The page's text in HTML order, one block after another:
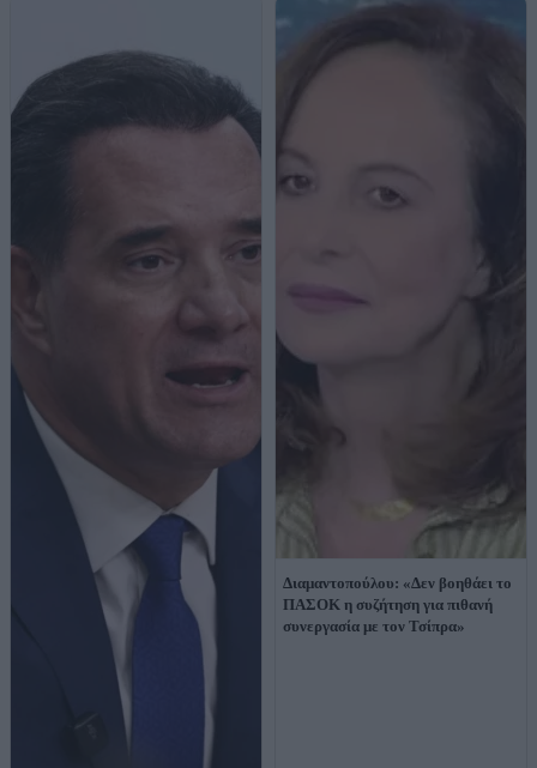
Διαμαντοπούλου: «Δεν βοηθάει το
ΠΑΣΟΚ η συζήτηση για πιθανή
συνεργασία με τον Τσίπρα»